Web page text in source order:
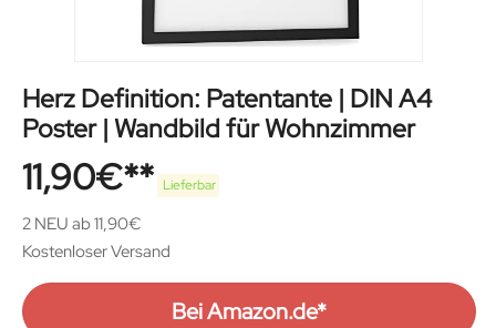
Herz Definition: Patentante | DIN A4
Poster | Wandbild für Wohnzimmer
11,90€ Lieferbar
2 NEU ab 11,90€
Kostenloser Versand
Bei Amazon.de*